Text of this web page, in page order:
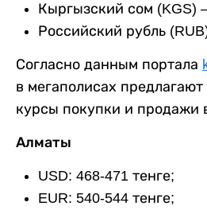
Кыргызский сом (KGS)
Российский рубль
Согласно данным портала
в мегаполисах
курсы покупки и продажи
Алматы
USD: 468-471 тенге;
EUR: 540-544 тенге;